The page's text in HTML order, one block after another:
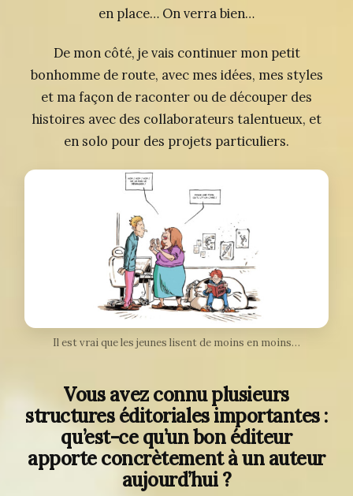
en place… On verra bien…
De mon côté, je vais continuer mon petit
bonhomme de route, avec mes idées, mes styles
et ma façon de raconter ou de découper des
histoires avec des collaborateurs talentueux, et
en solo pour des projets particuliers.
Il est vrai que les jeunes lisent de moins en moins…
Vous avez connu plusieurs
structures éditoriales importantes :
qu’est-ce qu’un bon éditeur
apporte concrètement à un auteur
aujourd’hui ?